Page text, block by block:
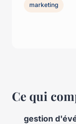
Ce qui
gestion
marketing